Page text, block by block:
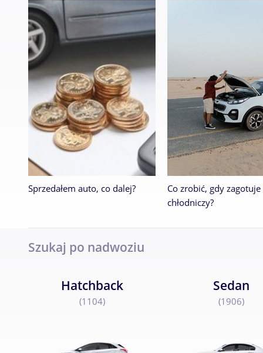
Sprzedałem auto, co dalej?
Co zrobić, gdy zagotuje
chłodniczy?
Szukaj po nadwoziu
Hatchback
(1104)
Sedan
(1906)